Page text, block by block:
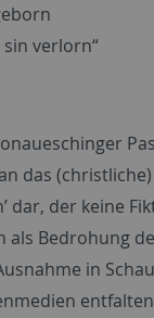
sin
das
dar, der keine
als Bedrohung
in